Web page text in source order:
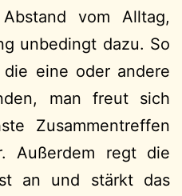
vom Alltag,
unbedingt dazu. So
eine oder andere
man freut sich
Zusammentreffen
Außerdem regt die
an und stärkt das